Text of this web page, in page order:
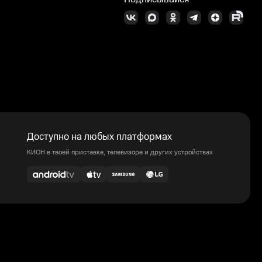
Доступно на любых платформах
КИОН в твоей приставке, телевизоре и других устройствах